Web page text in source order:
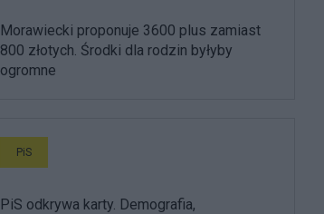
Morawiecki proponuje 3600 plus zamiast
800 złotych. Środki dla rodzin byłyby
ogromne
PiS
PiS odkrywa karty. Demografia,